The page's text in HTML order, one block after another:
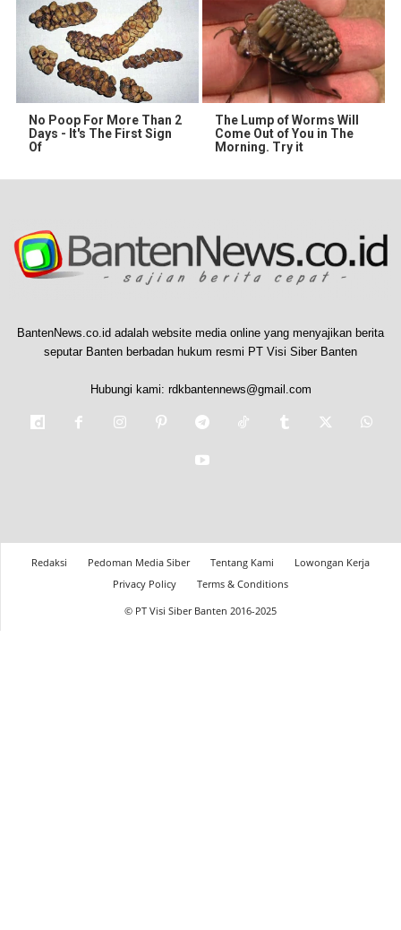
No Poop For More Than 2
Days - It's The First Sign
Of
The Lump of Worms Will
Come Out of You in The
Morning. Try it
BantenNews.co.id adalah website media online yang menyajikan berita
seputar Banten berbadan hukum resmi PT Visi Siber Banten
Hubungi kami: rdkbantennews@gmail.com
Redaksi Pedoman Media Siber Tentang Kami
Lowongan Kerja
Privacy Policy
Terms & Conditions
© PT Visi Siber Banten 2016-2025